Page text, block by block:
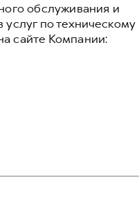
обслуживания и
по техническому
сайте Компании: